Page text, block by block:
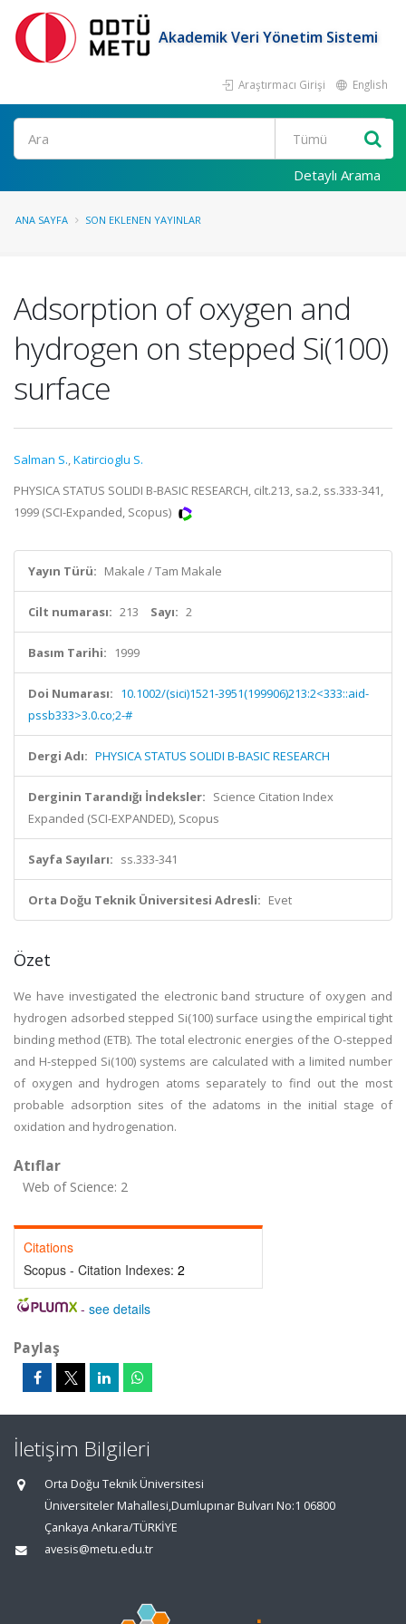
Akademik Veri Yönetim Sistemi
Araştırmacı Girişi English
Ara
Detaylı Arama
ANA SAYFA SON EKLENEN YAYINLAR
Adsorption of oxygen and
hydrogen on stepped Si(100)
surface
Salman S.,Katircioglu S.
PHYSICA STATUS SOLIDI B-BASIC RESEARCH, cilt.213, sa.2, ss.333-341,
1999 (SCI-Expanded, Scopus)
Yayın Türü: Makale / Tam Makale
Cilt numarası: 213 Sayı: 2
Basım Tarihi: 1999
Doi Numarası: 10.1002/(sici)1521-3951(199906)213:2<333::aid-
pssb333>3.0.co;2-#
Dergi Adı: PHYSICA STATUS SOLIDI B-BASIC RESEARCH
Derginin Tarandığı İndeksler: Science Citation Index
Expanded (SCI-EXPANDED), Scopus
Sayfa Sayıları: ss.333-341
Orta Doğu Teknik Üniversitesi Adresli: Evet
Özet
We have investigated the electronic band structure of oxygen and
hydrogen adsorbed stepped Si(100) surface using the empirical tight
binding method (ETB). The total electronic energies of the O-stepped
and H-stepped Si(100) systems are calculated with a limited number
of oxygen and hydrogen atoms separately to find out the most
probable adsorption sites of the adatoms in the initial stage of
oxidation and hydrogenation.
Atıflar
Web of Science: 2
Citations
Scopus - Citation Indexes: 2
- see details
Paylaş
İletişim Bilgileri
Orta Doğu Teknik Üniversitesi
Üniversiteler Mahallesi,Dumlupınar Bulvarı No:1 06800
Çankaya Ankara/TÜRKİYE
avesis@metu.edu.tr